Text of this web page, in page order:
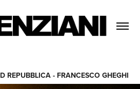
D REPUBBLICA - FRANCESCO GHEGHI